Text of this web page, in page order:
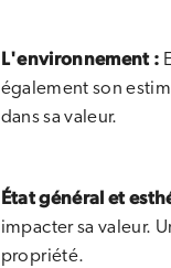
L'environnement :
également son
dans sa valeur.
État général et
impacter sa valeur.
propriété.